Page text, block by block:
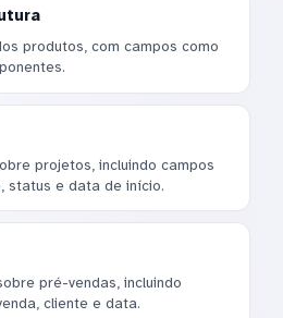
produtos, com campos como
projetos, incluindo campos
status e data de início.
pré-vendas, incluindo
cliente e data.